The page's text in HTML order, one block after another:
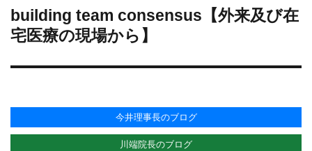
次
の
投
稿:
building team consensus【外来及び在
宅医療の現場から】
今井理事長のブログ
川端院長のブログ